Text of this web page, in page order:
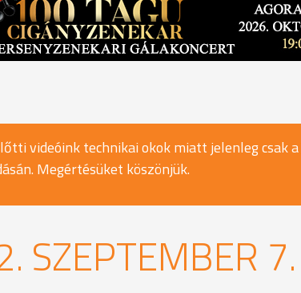
videóink technikai okok miatt jelenleg csak a
Megértésüket köszönjük.
SZEPTEMBER 7.